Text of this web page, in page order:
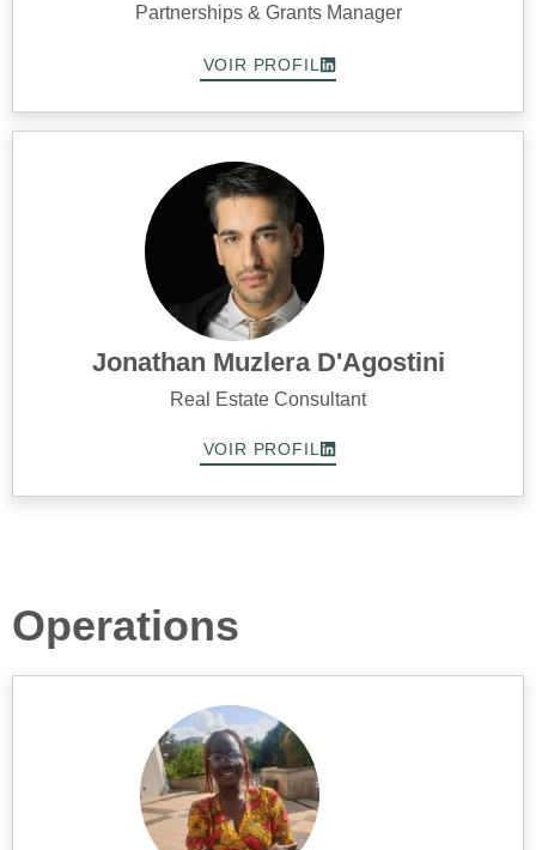
Partnerships & Grants Manager
VOIR PROFIL
Jonathan Muzlera D'Agostini
Real Estate Consultant
VOIR PROFIL
Operations